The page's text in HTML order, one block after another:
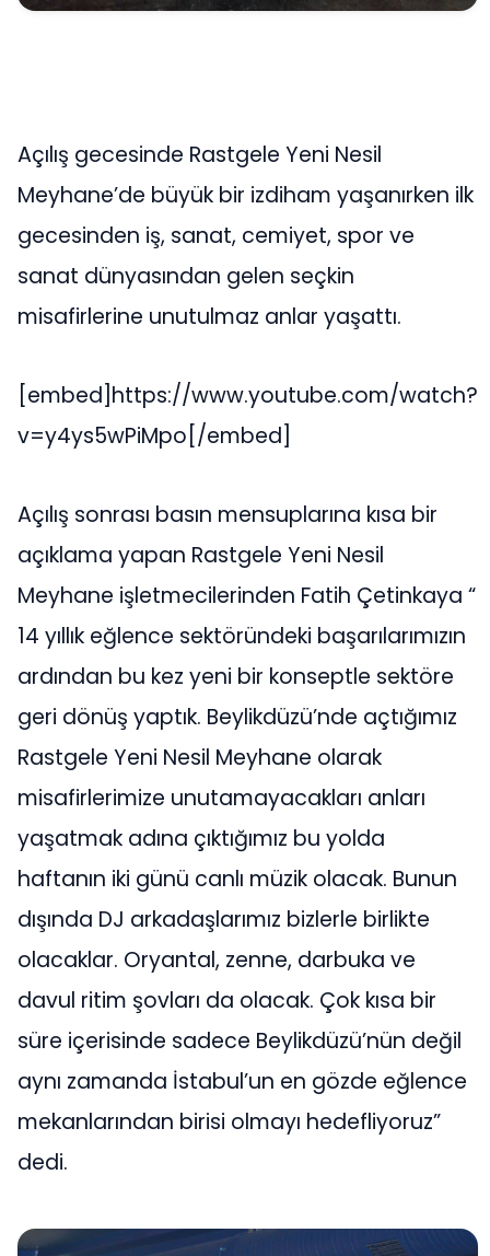
Açılış gecesinde Rastgele Yeni Nesil
Meyhane’de büyük bir izdiham yaşanırken ilk
gecesinden iş, sanat, cemiyet, spor ve
sanat dünyasından gelen seçkin
misafirlerine unutulmaz anlar yaşattı.
[embed]https://www.youtube.com/watch?
v=y4ys5wPiMpo[/embed]
Açılış sonrası basın mensuplarına kısa bir
açıklama yapan Rastgele Yeni Nesil
Meyhane işletmecilerinden Fatih Çetinkaya “
14 yıllık eğlence sektöründeki başarılarımızın
ardından bu kez yeni bir konseptle sektöre
geri dönüş yaptık. Beylikdüzü’nde açtığımız
Rastgele Yeni Nesil Meyhane olarak
misafirlerimize unutamayacakları anları
yaşatmak adına çıktığımız bu yolda
haftanın iki günü canlı müzik olacak. Bunun
dışında DJ arkadaşlarımız bizlerle birlikte
olacaklar. Oryantal, zenne, darbuka ve
davul ritim şovları da olacak. Çok kısa bir
süre içerisinde sadece Beylikdüzü’nün değil
aynı zamanda İstabul’un en gözde eğlence
mekanlarından birisi olmayı hedefliyoruz”
dedi.